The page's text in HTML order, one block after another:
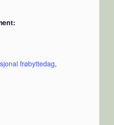
frøbyttedag,